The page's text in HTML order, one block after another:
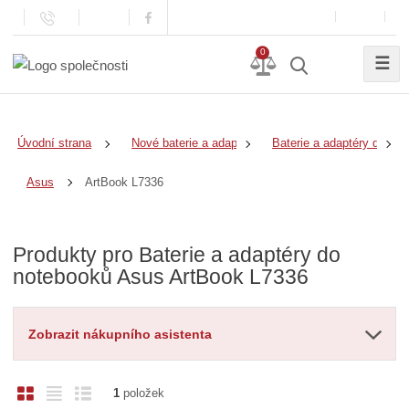
0
☰
Úvodní strana Nové baterie a adaptéry Baterie a adaptéry do
Asus ArtBook L7336
Produkty pro Baterie a adaptéry do
notebooků Asus ArtBook L7336
Zobrazit nákupního asistenta
O
Ř
1položek